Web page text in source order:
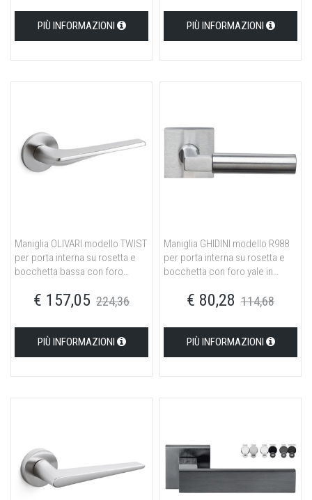
PIÙ INFORMAZIONI PIÙ INFORMAZIONI
Maniglia OLIVARI modello TWIST
per porta interna su rosetta e
bocchetta bassa con foro
opaco€ 157,05 224,36
PIÙ INFORMAZIONI
Maniglia GHIDINI modello R988
per porta interna su rosetta e
bocchetta con foro yale in
€ 80,28 114,68
PIÙ INFORMAZIONI